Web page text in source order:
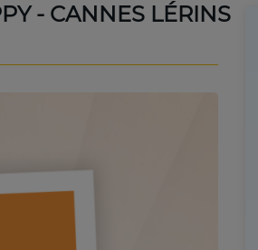
- CANNES LÉRINS